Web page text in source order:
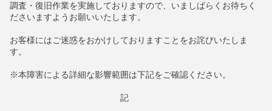
調査・復旧作業を実施しておりますので、いましばらくお待ちく
ださいますようお願いいたします。
お客様にはご迷惑をおかけしておりますことをお詫びいたしま
す。
※本障害による詳細な影響範囲は下記をご確認ください。
記